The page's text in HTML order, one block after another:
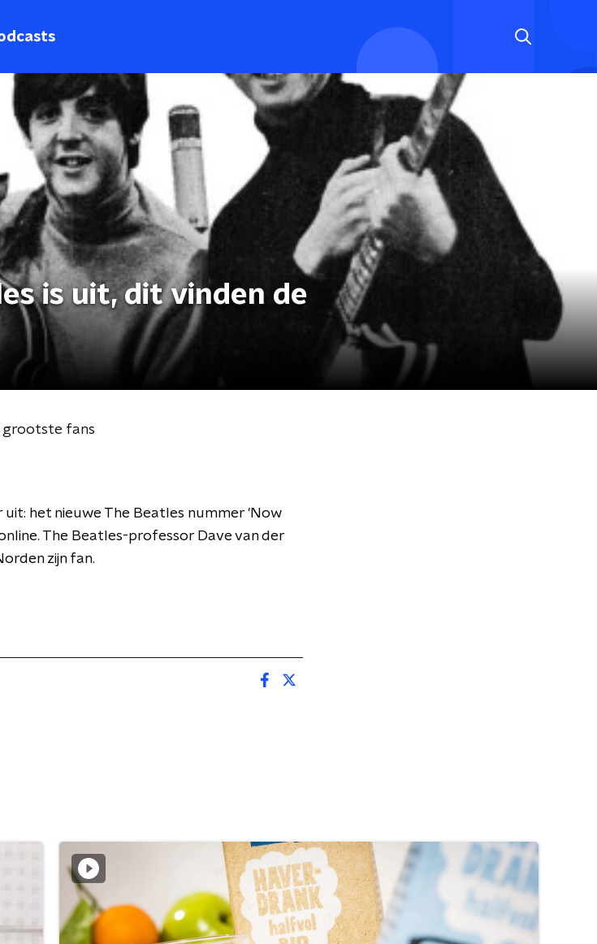
is uit, dit vinden de
grootste fans
uit: het nieuwe The Beatles nummer 'Now
The Beatles-professor Dave van der
zijn fan.